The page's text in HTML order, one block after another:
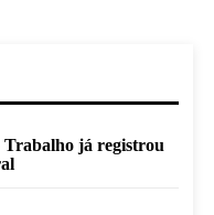
já registrou